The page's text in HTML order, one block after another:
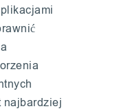
najbardziej